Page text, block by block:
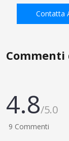
Tubo
Barb（3/8"
Poliuretano
Contatta
4.8/5.0
9 Commenti